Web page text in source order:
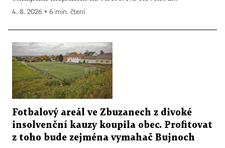
4. 8. 2026 ▪ 6 min. čtení
Fotbalový areál ve Zbuzanech z divoké
insolvenční kauzy koupila obec. Profitovat
z toho bude zejména vymahač Bujnoch